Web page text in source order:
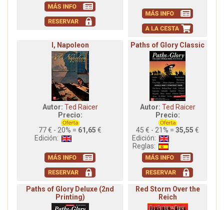
I, Napoleon
Autor: Ted Raicer
Precio:
77 € - 20% = 61,65 €
Edición:
Paths of Glory Classic
Autor: Ted Raicer
Precio:
45 € - 21% = 35,55 €
Edición:
Reglas:
Paths of Glory Deluxe (2nd
Printing)
Red Storm Over the
Reich